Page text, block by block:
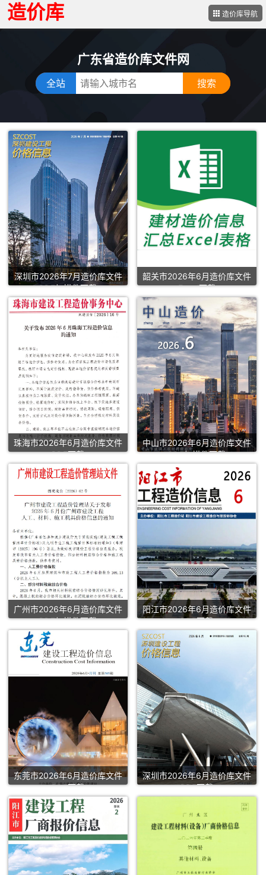
造价库 造价库导航
广东省造价库文件网
全站
深圳市2026年7月造价库文件
PDF扫描件下载
韶关市2026年6月造价库文件
Excel下载
珠海市2026年6月造价库文件
PDF下载
中山市2026年6月造价库文件
PDF扫描件下载
广州市2026年6月造价库文件
PDF扫描件下载
阳江市2026年6月造价库文件
PDF下载
东莞市2026年6月造价库文件
PDF下载
深圳市2026年6月造价库文件
PDF下载